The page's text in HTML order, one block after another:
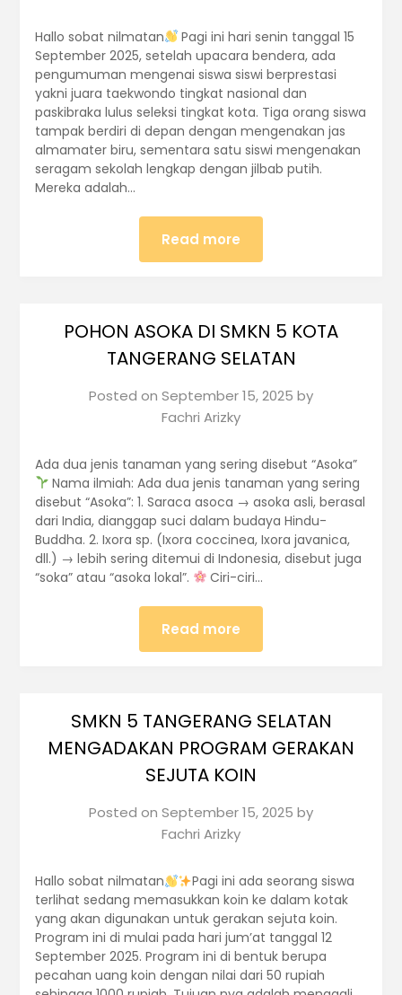
Hallo sobat nilmatan
Pagi ini hari senin tanggal 15
September 2025, setelah upacara bendera, ada
pengumuman mengenai siswa siswi berprestasi
yakni juara taekwondo tingkat nasional dan
paskibraka lulus seleksi tingkat kota. Tiga orang siswa
tampak berdiri di depan dengan mengenakan jas
almamater biru, sementara satu siswi mengenakan
seragam sekolah lengkap dengan jilbab putih.
Mereka adalah…
Read more
POHON ASOKA DI SMKN 5 KOTA
TANGERANG SELATAN
Posted on September 15, 2025 by
Fachri Arizky
Ada dua jenis tanaman yang sering disebut “Asoka”
Nama ilmiah: Ada dua jenis tanaman yang sering
disebut “Asoka”: 1. Saraca asoca → asoka asli, berasal
dari India, dianggap suci dalam budaya Hindu-
Buddha. 2. Ixora sp. (Ixora coccinea, Ixora javanica,
dll.) → lebih sering ditemui di Indonesia, disebut juga
“soka” atau “asoka lokal”.
Ciri-ciri…
Read more
SMKN 5 TANGERANG SELATAN
MENGADAKAN PROGRAM GERAKAN
SEJUTA KOIN
Posted on September 15, 2025 by
Fachri Arizky
Hallo sobat nilmatan
Pagi ini ada seorang siswa
terlihat sedang memasukkan koin ke dalam kotak
yang akan digunakan untuk gerakan sejuta koin.
Program ini di mulai pada hari jum’at tanggal 12
September 2025. Program ini di bentuk berupa
pecahan uang koin dengan nilai dari 50 rupiah